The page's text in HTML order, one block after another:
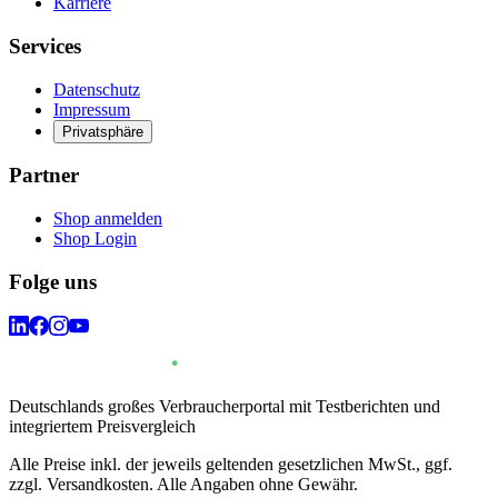
Services
Datenschutz
Impressum
Privatsphäre
Partner
Shop anmelden
Shop Login
Folge uns
Deutschlands großes Verbraucherportal mit Testberichten und
integriertem Preisvergleich
Alle Preise inkl. der jeweils geltenden gesetzlichen MwSt., ggf.
zzgl. Versandkosten. Alle Angaben ohne Gewähr.